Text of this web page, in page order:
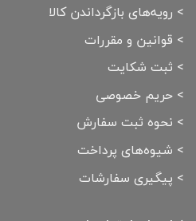
> رویه‌های بازگرداندن کالا
> قوانین و مقررات
> ثبت شکایت
> حریم خصوصی
> نحوه ثبت سفارش
> شیوه‌های پرداخت
> پیگیری سفارشات